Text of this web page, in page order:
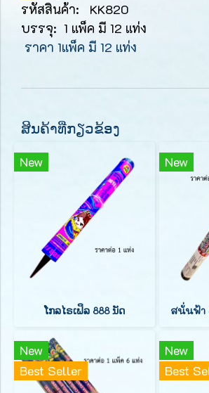
รหัสสินค้า: KK820
บรรจุ: 1 แพ็ค มี 12 แท่ง
ราคา 1แพ็ค มี 12 แท่ง
ສິນຄ້າທີ່ກຽວຂ້ອງ
New
ໂກລໄຣເຟິລ 888 ນັດ
New
สนั่นฟ้า
New
Best Seller
New
Best